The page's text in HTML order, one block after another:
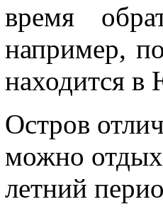
время
например,
находится в
Остров
можно
летний